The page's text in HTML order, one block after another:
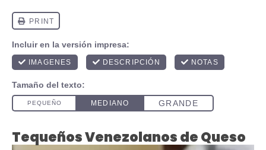
Tequeños Venezolanos de Queso